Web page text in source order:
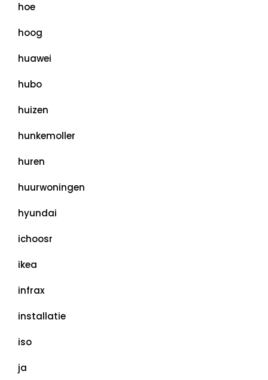
hoe
hoog
huawei
hubo
huizen
hunkemoller
huren
huurwoningen
hyundai
ichoosr
ikea
infrax
installatie
iso
ja